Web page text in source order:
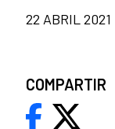
22 ABRIL 2021
COMPARTIR